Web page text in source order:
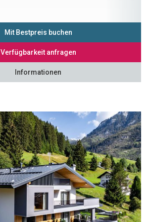
Mit Bestpreis buchen
Verfügbarkeit anfragen
Informationen